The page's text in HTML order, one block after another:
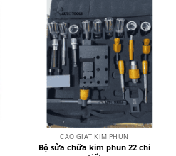
CAO GIẬT KIM PHUN
Bộ sửa chữa kim phun 22 chi